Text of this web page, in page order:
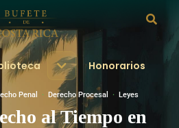
Honorarios
Penal · Derecho Procesal · Leyes
al Tiempo en